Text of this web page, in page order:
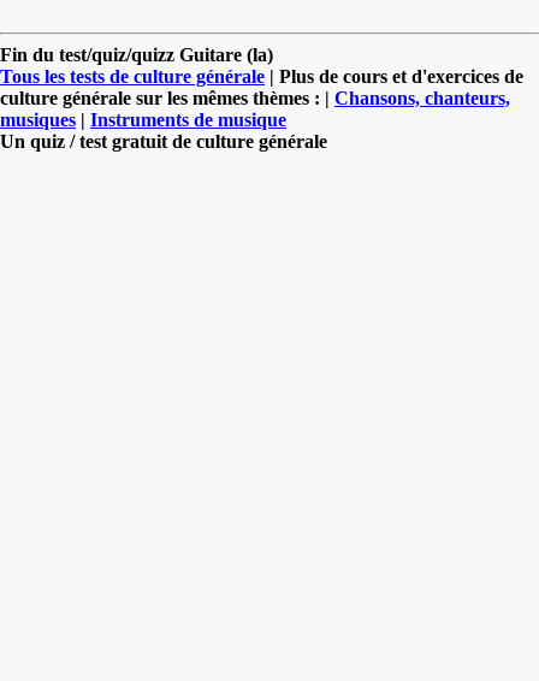
Fin du test/quiz/quizz Guitare (la)
Tous les tests de culture générale | Plus de cours et d'exercices de
culture générale sur les mêmes thèmes : | Chansons, chanteurs,
musiques | Instruments de musique
Un quiz / test gratuit de culture générale